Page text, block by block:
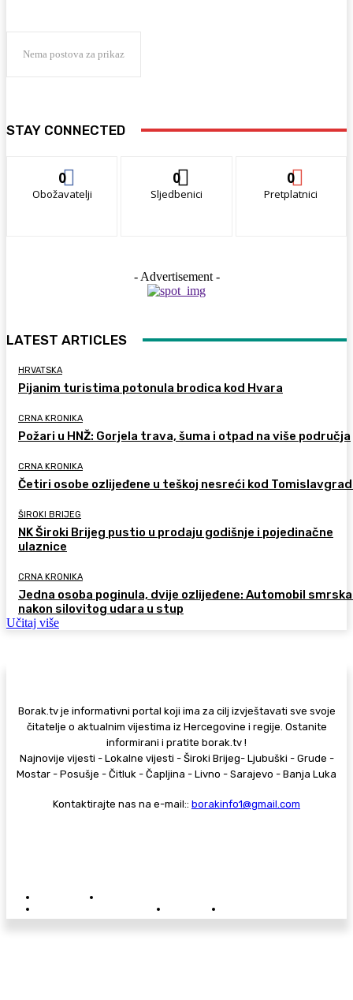
Nema postova za prikaz
STAY CONNECTED
0
Obožavatelji
0
Sljedbenici
0
Pretplatnici
- Advertisement -
LATEST ARTICLES
HRVATSKA
Pijanim turistima potonula brodica kod Hvara
CRNA KRONIKA
Požari u HNŽ: Gorjela trava, šuma i otpad na više područja
CRNA KRONIKA
Četiri osobe ozlijeđene u teškoj nesreći kod
ŠIROKI BRIJEG
NK Široki Brijeg pustio u prodaju godišnje i pojedinačne
ulaznice
CRNA KRONIKA
Jedna osoba poginula, dvije ozlijeđene: Automobil
nakon silovitog udara u stup
Učitaj više
Borak.tv je informativni portal koji ima za cilj izvještavati sve svoje
čitatelje o aktualnim vijestima iz Hercegovine i regije. Ostanite
informirani i pratite borak.tv !
Najnovije vijesti - Lokalne vijesti - Široki Brijeg- Ljubuški - Grude -
Mostar - Posušje - Čitluk - Čapljina - Livno - Sarajevo - Banja Luka
Kontaktirajte nas na e-mail:: borakinfo1@gmail.com